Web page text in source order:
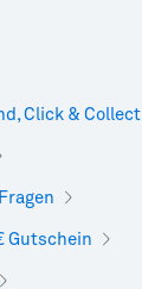
Click & Collect
Gutschein